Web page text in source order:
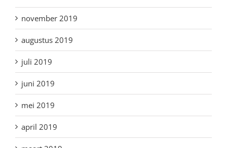
november 2019
augustus 2019
juli 2019
juni 2019
mei 2019
april 2019